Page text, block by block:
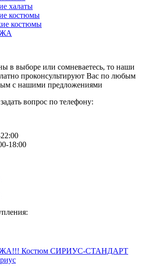
халаты
костюмы
костюмы
в выборе или сомневаетесь, то наши
проконсультируют Вас по любым
с нашими предложениями
вопрос по телефону:
18:00
Костюм СИРИУС-СТАНДАРТ